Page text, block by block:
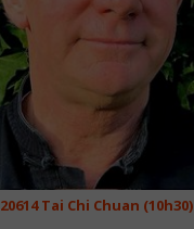
20614 Tai Chi Chuan (10h30)